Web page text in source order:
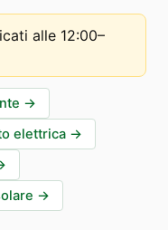
alle 12:00–
→
elettrica →
→